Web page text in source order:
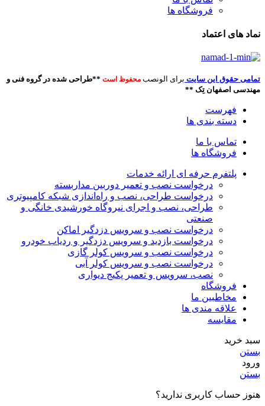
فروشگاه ها
نماد های اعتماد
تمامی حقوق این سایت برای الونصب محفوظ است **طراحی شده در گروه فنی و
مهندسی اصفهان تِک **
فهرست
دسته بندی ها
تماس با ما
فروشگاه ها
پلتفرم حرفه ای ارائه خدمات
درخواست نصب و تعمیر دوربین مداربسته
درخواست طراحی، نصب و راه‌اندازی شبکه کامپیوتری
طراحی، نصب و اجرای نیروگاه خورشیدی خانگی و
صنعتی
درخواست نصب و سرویس دزدگیر اماکن
درخواست بازدید و سرویس دزدگیر و ردیاب خودرو
درخواست نصب و سرویس کولر گازی
درخواست نصب و سرویس کولر آبی
نصب، سرویس و تعمیر پکیج دیواری
فروشگاه
مخاطبین ما
علاقه مندی ها
مقایسه
سبد خرید
بستن
ورود
بستن
هنوز حساب کاربری ندارید؟